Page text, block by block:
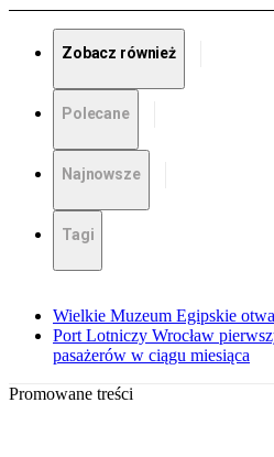
Zobacz również
Polecane
Najnowsze
Tagi
Wielkie Muzeum Egipskie
Port Lotniczy Wrocław
pasażerów w ciągu miesiąca
Promowane treści